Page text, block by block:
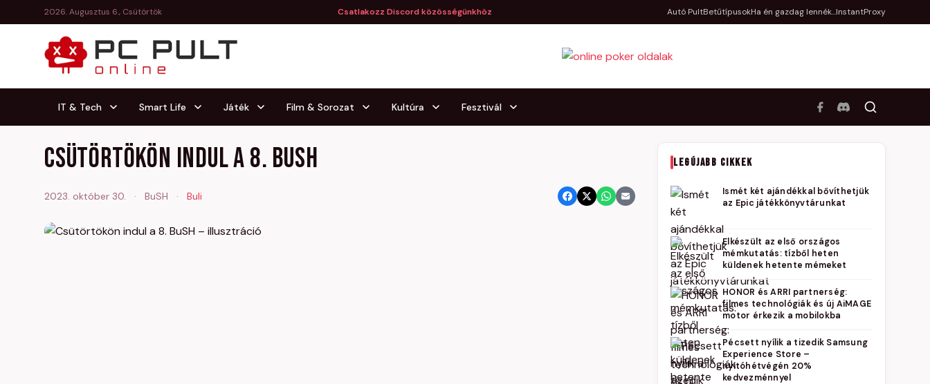
2026. Augusztus 6., Csütörtök Csatlakozz Discord közösségünkhöz Autó PultBetűtípusokHa én gazdag lennék...InstantProxy
IT & Tech Smart Life Játék Film & Sorozat Kultúra Fesztivál
Csütörtökön indul a 8. BuSH
2023. október 30. · BuSH · Buli
LEGÚJABB CIKKEK
Ismét két ajándékkal bővíthetjük
az Epic játékkönyvtárunkat
Elkészült az első országos
mémkutatás: tízből heten
küldenek hetente mémeket
HONOR és ARRI partnerség:
filmes technológiák és új AiMAGE
motor érkezik a mobilokba
Pécsett nyílik a tizedik Samsung
Experience Store –
nyitóhétvégén 20%
kedvezménnyel